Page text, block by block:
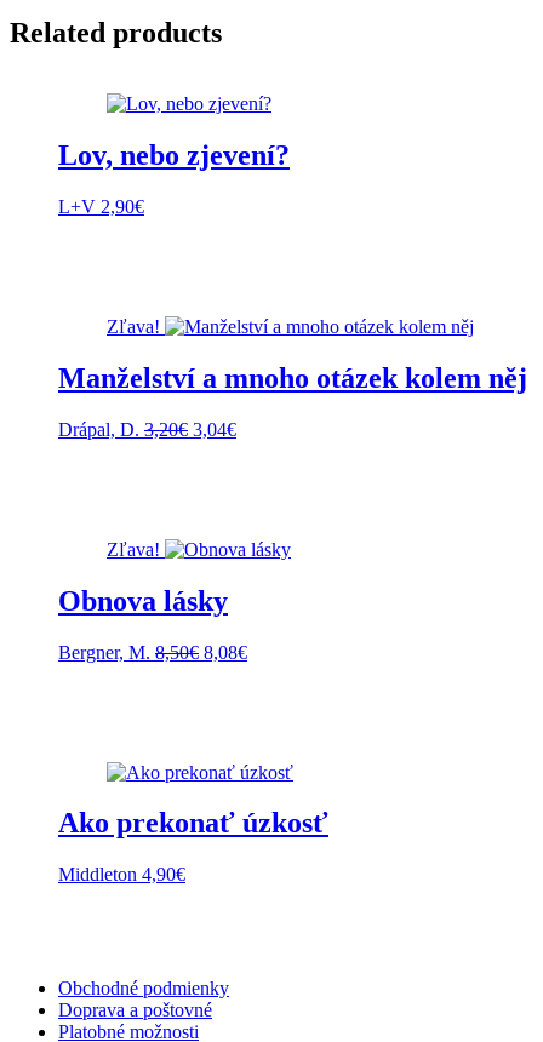
Related products
Lov, nebo zjevení?
L+V 2,90€
Zľava!
Manželství a mnoho otázek kolem něj
Drápal, D. 3,20€ Pôvodná
3,04€Aktuálna
Zľava!
Obnova lásky
Bergner, M. 8,50€ Pôvodná
8,08€Aktuálna
Ako prekonať úzkosť
Middleton 4,90€
Obchodné podmienky
Doprava a poštovné
Platobné možnosti